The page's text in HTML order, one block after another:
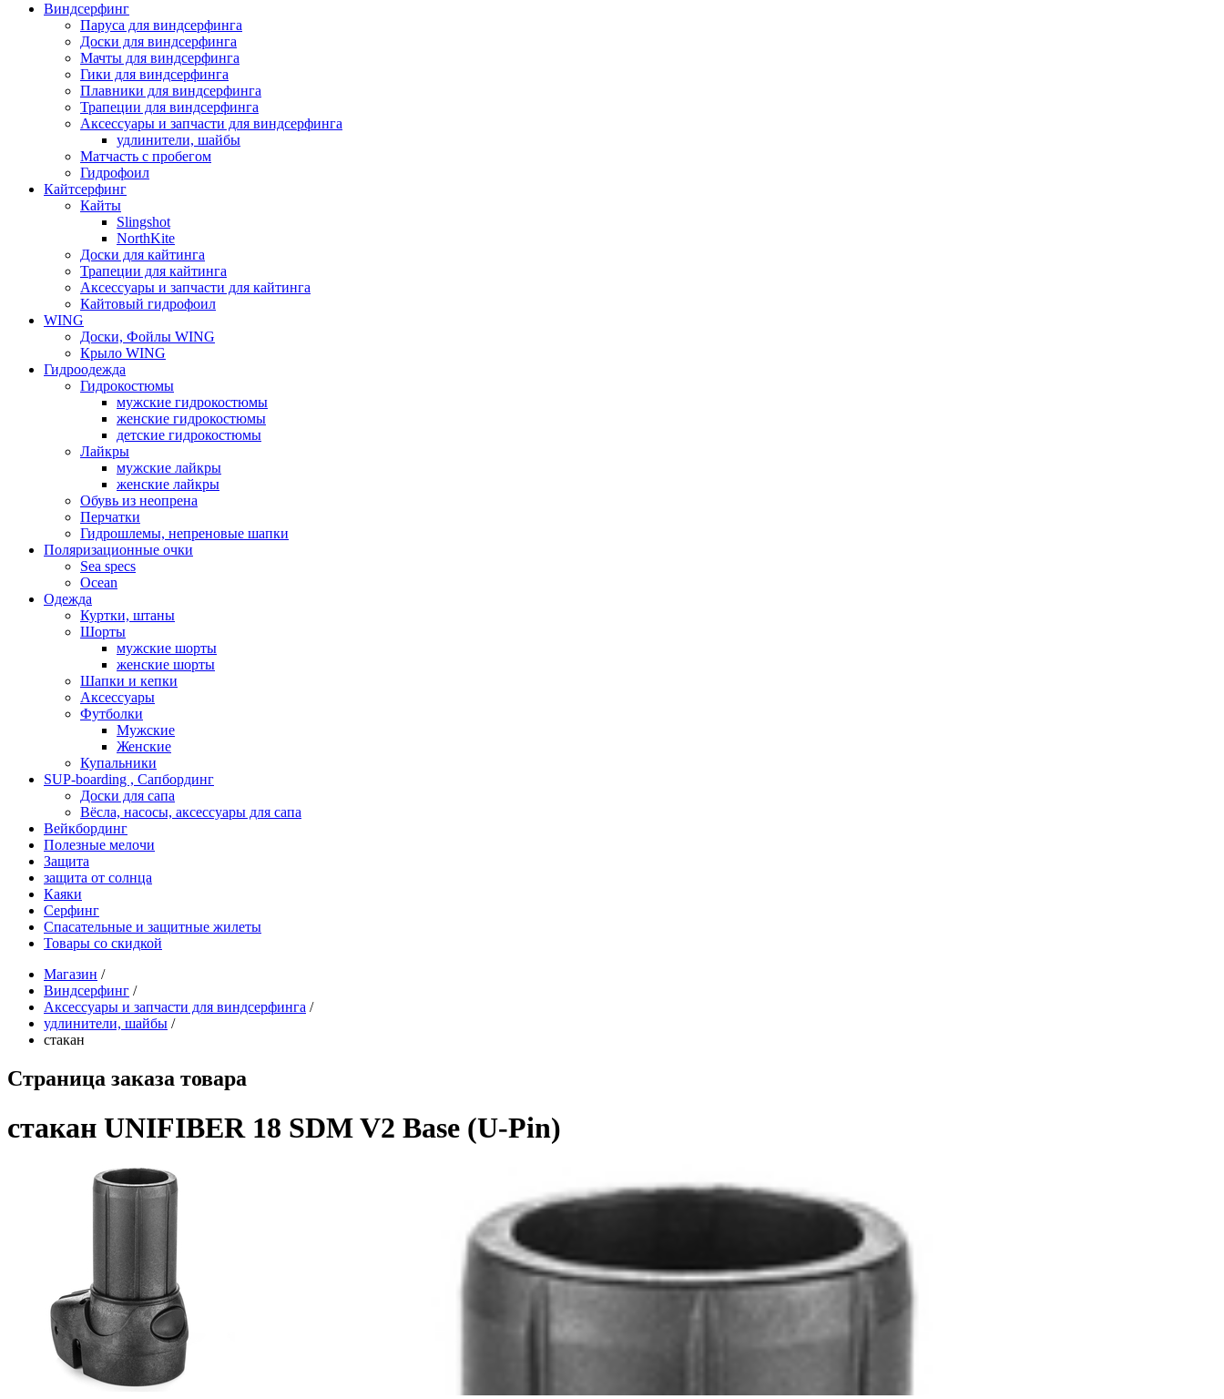
Виндсерфинг
Паруса для виндсерфинга
Доски для виндсерфинга
Мачты для виндсерфинга
Гики для виндсерфинга
Плавники для виндсерфинга
Трапеции для виндсерфинга
Аксессуары и запчасти для виндсерфинга
удлинители, шайбы
Матчасть с пробегом
Гидрофоил
Кайтсерфинг
Кайты
Slingshot
NorthKite
Доски для кайтинга
Трапеции для кайтинга
Аксессуары и запчасти для кайтинга
Кайтовый гидрофоил
WING
Доски, Фойлы WING
Крыло WING
Гидроодежда
Гидрокостюмы
мужские гидрокостюмы
женские гидрокостюмы
детские гидрокостюмы
Лайкры
мужские лайкры
женские лайкры
Обувь из неопрена
Перчатки
Гидрошлемы, непреновые шапки
Поляризационные очки
Sea specs
Ocean
Одежда
Куртки, штаны
Шорты
мужские шорты
женские шорты
Шапки и кепки
Аксессуары
Футболки
Мужские
Женские
Купальники
SUP-boarding , Сапбординг
Доски для сапа
Вёсла, насосы, аксессуары для сапа
Вейкбординг
Полезные мелочи
Защита
защита от солнца
Каяки
Серфинг
Спасательные и защитные жилеты
Товары со скидкой
Магазин /
Виндсерфинг /
Аксессуары и запчасти для виндсерфинга /
удлинители, шайбы /
стакан
Страница заказа товара
стакан UNIFIBER 18 SDM V2 Base (U-Pin)